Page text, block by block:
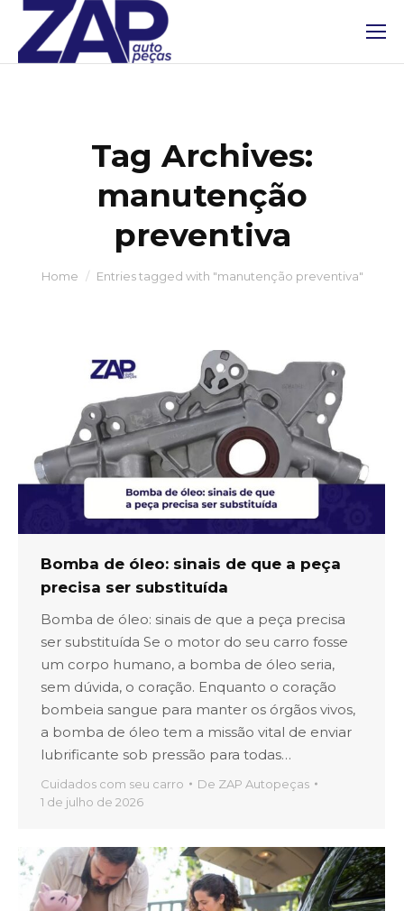
Tag Archives:
manutenção
preventiva
You are here:
Home Entries tagged with "manutenção preventiva"
Bomba de óleo: sinais de que a peça
precisa ser substituída
Bomba de óleo: sinais de que a peça precisa
ser substituída Se o motor do seu carro fosse
um corpo humano, a bomba de óleo seria,
sem dúvida, o coração. Enquanto o coração
bombeia sangue para manter os órgãos vivos,
a bomba de óleo tem a missão vital de enviar
lubrificante sob pressão para todas…
Cuidados com seu carro De ZAP Autopeças
1 de julho de 2026